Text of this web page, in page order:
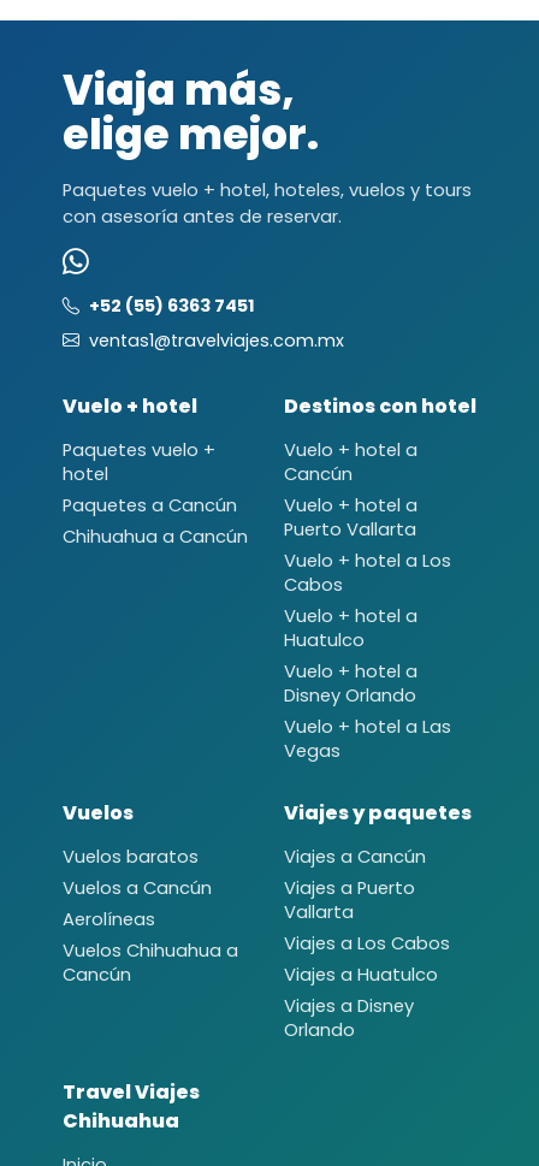
Viaja más,
elige mejor.
Paquetes vuelo + hotel, hoteles, vuelos y tours
con asesoría antes de reservar.
+52 (55) 6363 7451
ventas1@travelviajes.com.mx
Vuelo + hotel
Paquetes vuelo +
hotel
Paquetes a Cancún
Chihuahua a Cancún
Destinos con hotel
Vuelo + hotel a
Cancún
Vuelo + hotel a
Puerto Vallarta
Vuelo + hotel a Los
Cabos
Vuelo + hotel a
Huatulco
Vuelo + hotel a
Disney Orlando
Vuelo + hotel a Las
Vegas
Vuelos
Vuelos baratos
Vuelos a Cancún
Aerolíneas
Vuelos Chihuahua a
Cancún
Viajes y paquetes
Viajes a Cancún
Viajes a Puerto
Vallarta
Viajes a Los Cabos
Viajes a Huatulco
Viajes a Disney
Orlando
Travel Viajes
Chihuahua